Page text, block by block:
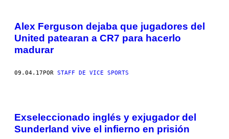
Alex Ferguson dejaba que jugadores del
United patearan a CR7 para hacerlo
madurar
09.04.17POR STAFF DE VICE SPORTS
Exseleccionado inglés y exjugador del
Sunderland vive el infierno en prisión